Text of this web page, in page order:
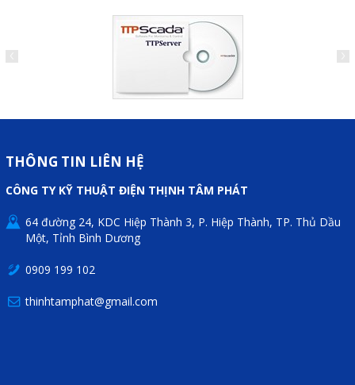
THÔNG TIN LIÊN HỆ
CÔNG TY KỸ THUẬT ĐIỆN THỊNH TÂM PHÁT
64 đường 24, KDC Hiệp Thành 3, P. Hiệp Thành, TP. Thủ Dầu
Một, Tỉnh Bình Dương
0909 199 102
thinhtamphat@gmail.com